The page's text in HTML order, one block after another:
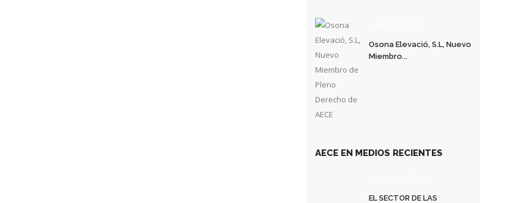
Osona Elevació, S.L, Nuevo
Miembro...
AECE EN MEDIOS RECIENTES
EL SECTOR DE LAS